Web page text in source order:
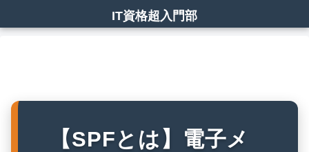
IT資格超入門部
【SPFとは】電子メ